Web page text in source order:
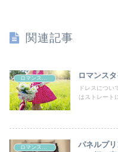
関連記事
ロマンス
ドレスについ
はストレート
ロマンスタイプ
パネルプ